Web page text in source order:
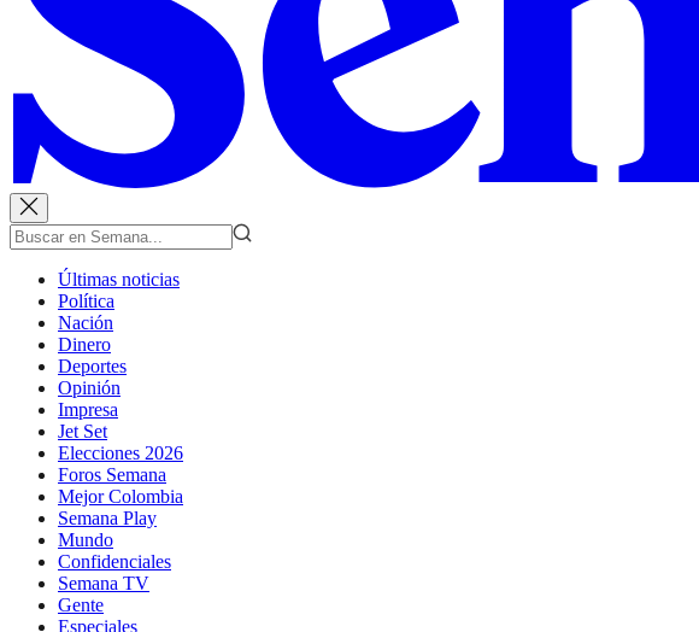
Últimas noticias
Política
Nación
Dinero
Deportes
Opinión
Impresa
Jet Set
Elecciones 2026
Foros Semana
Mejor Colombia
Semana Play
Mundo
Confidenciales
Semana TV
Gente
Especiales